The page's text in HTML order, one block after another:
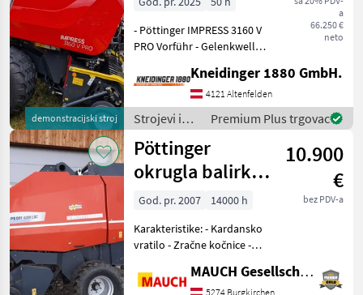
demonstracijski stroj
a
66.250 €
neto
- Pöttinger IMPRESS 3160 V
PRO Vorführ - Gelenkwelle -
- Achsspurweite 2170 mm -
Bereifung 620/40 R 22, 5
Flotation Pro - 40 km/h A
Kneidinger 1880 GmbH.
4121 Altenfelden
Strojevi i
oprema za
travu i
baliranje /
Pöttinger
Premium Plus trgovac
Pöttinger
okrugla balirka
Profi 6200
10.900
€
bez PDV-a
God. pr. 2007
14000 h
Karakteristike: - Kardansko
vratilo - Zračne kočnice -
Prihvatnik - Rezna jedinica -
MAUCH Gesellschaft m.b.H. & Co.KG
5274 Burgkirchen